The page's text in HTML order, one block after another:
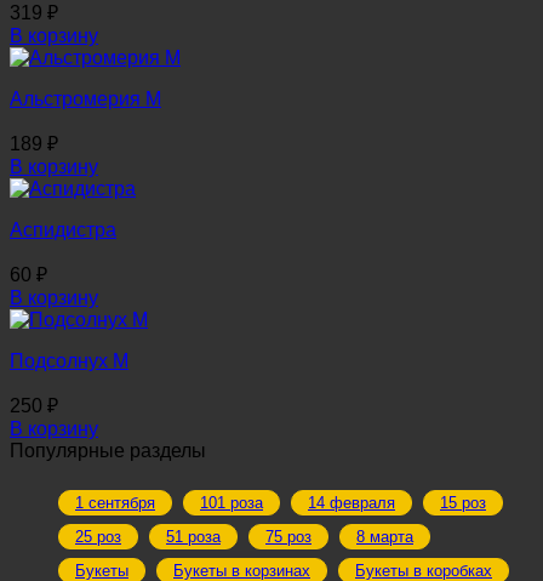
319 ₽
В корзину
Альстромерия M
189 ₽
В корзину
Аспидистра
60 ₽
В корзину
Подсолнух М
250 ₽
В корзину
Популярные разделы
1 сентября 101 роза 14 февраля
15 роз
25 роз
51 роза 75 роз
8 марта
Букеты
Букеты в корзинах
Букеты в коробках